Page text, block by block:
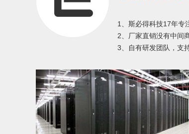
1、斯必得科技17年专
2、厂家直销没有中间
3、自有研发团队，支